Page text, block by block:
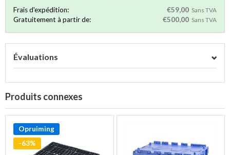
Frais d'expédition: €59,00 Sans TVA
Gratuitement à partir de: €500,00 Sans TVA
Évaluations
Produits connexes
Opruiming
-63%